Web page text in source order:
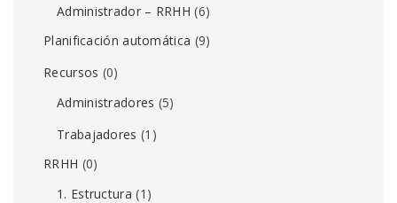
Administrador – RRHH (6)
Planificación automática (9)
Recursos (0)
Administradores (5)
Trabajadores (1)
RRHH (0)
1. Estructura (1)